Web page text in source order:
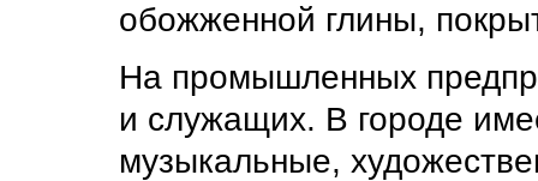
обожженной глины,
На промышленных
и служащих. В городе
музыкальные,